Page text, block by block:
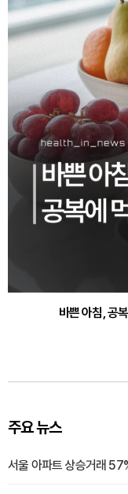
바쁜 아침, 공
30대부터 유병률 2
주요 뉴스
서울 아파트 상승거래